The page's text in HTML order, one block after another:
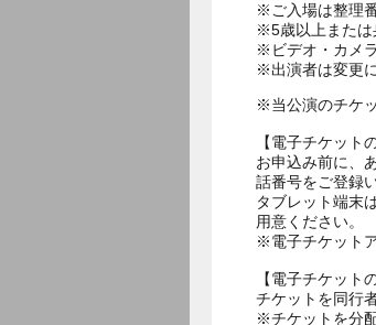
※ご入場は整理
※5歳以上または
※ビデオ・カメ
※当公演のチケ
【電子チケット
お申込み前に、
話番号をご登録
タブレット端末
用意ください。
※電子チケット
【電子チケット
チケットを同行
※チケットを分